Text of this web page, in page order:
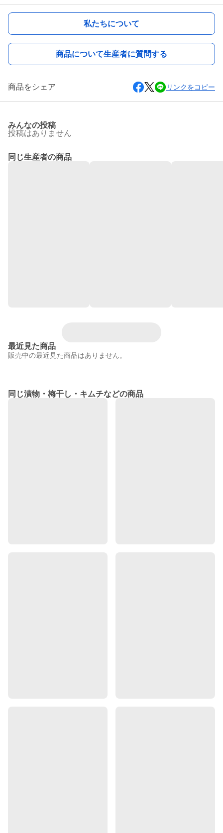
私たちについて
商品について生産者に質問する
商品をシェア リンクをコピー
みんなの投稿
投稿はありません
同じ生産者の商品
最近見た商品
販売中の最近見た商品はありません。
同じ漬物・梅干し・キムチなどの商品